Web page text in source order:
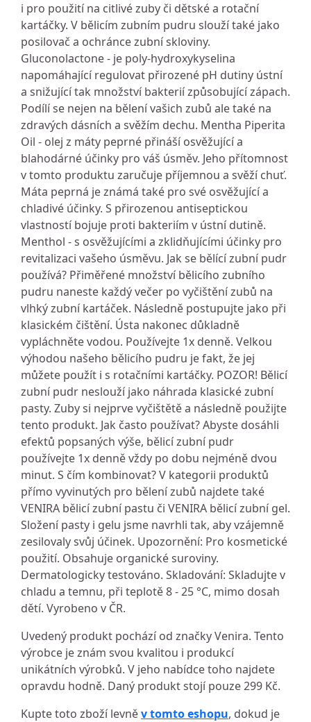
i pro použití na citlivé zuby či dětské a rotační
kartáčky. V bělicím zubním pudru slouží také jako
posilovač a ochránce zubní skloviny.
Gluconolactone - je poly-hydroxykyselina
napomáhající regulovat přirozené pH dutiny ústní
a snižující tak množství bakterií způsobující zápach.
Podílí se nejen na bělení vašich zubů ale také na
zdravých dásních a svěžím dechu. Mentha Piperita
Oil - olej z máty peprné přináší osvěžující a
blahodárné účinky pro váš úsměv. Jeho přítomnost
v tomto produktu zaručuje příjemnou a svěží chuť.
Máta peprná je známá také pro své osvěžující a
chladivé účinky. S přirozenou antiseptickou
vlastností bojuje proti bakteriím v ústní dutině.
Menthol - s osvěžujícími a zklidňujícími účinky pro
revitalizaci vašeho úsměvu. Jak se bělící zubní pudr
používá? Přiměřené množství bělicího zubního
pudru naneste každý večer po vyčištění zubů na
vlhký zubní kartáček. Následně postupujte jako při
klasickém čištění. Ústa nakonec důkladně
vypláchněte vodou. Používejte 1x denně. Velkou
výhodou našeho bělicího pudru je fakt, že jej
můžete použít i s rotačními kartáčky. POZOR! Bělicí
zubní pudr neslouží jako náhrada klasické zubní
pasty. Zuby si nejprve vyčištětě a následně použijte
tento produkt. Jak často používat? Abyste dosáhli
efektů popsaných výše, bělicí zubní pudr
používejte 1x denně vždy po dobu nejméně dvou
minut. S čím kombinovat? V kategorii produktů
přímo vyvinutých pro bělení zubů najdete také
VENIRA bělicí zubní pastu či VENIRA bělicí zubní gel.
Složení pasty i gelu jsme navrhli tak, aby vzájemně
zesilovaly svůj účinek. Upozornění: Pro kosmetické
použití. Obsahuje organické suroviny.
Dermatologicky testováno. Skladování: Skladujte v
chladu a temnu, při teplotě 8 - 25 °C, mimo dosah
dětí. Vyrobeno v ČR.
Uvedený produkt pochází od značky Venira. Tento
výrobce je znám svou kvalitou i produkcí
unikátních výrobků. V jeho nabídce toho najdete
opravdu hodně. Daný produkt stojí pouze 299 Kč.
Kupte toto zboží levněv tomto eshopu, dokud je